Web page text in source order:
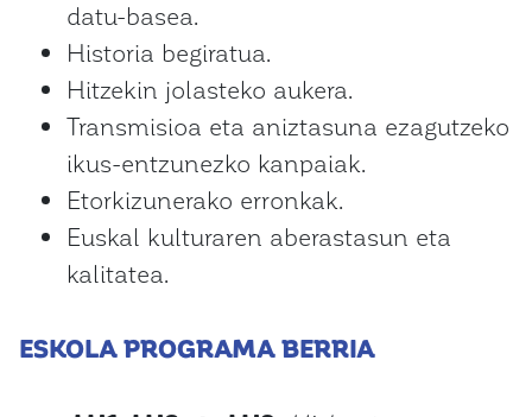
datu-basea.
Historia begiratua.
Hitzekin jolasteko aukera.
Transmisioa eta aniztasuna ezagutzeko
ikus-entzunezko kanpaiak.
Etorkizunerako erronkak.
Euskal kulturaren aberastasun eta
kalitatea.
ESKOLA PROGRAMA BERRIA